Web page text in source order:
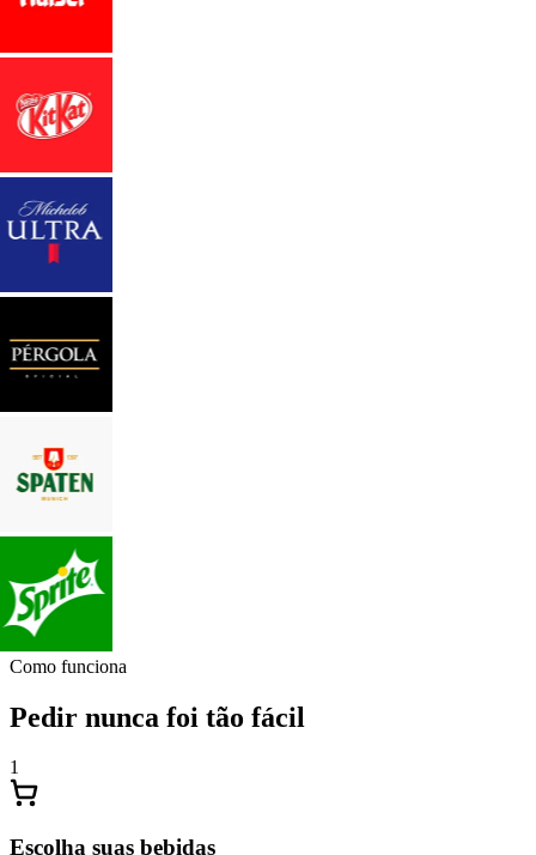
Como funciona
Pedir nunca foi tão fácil
1
Escolha suas bebidas